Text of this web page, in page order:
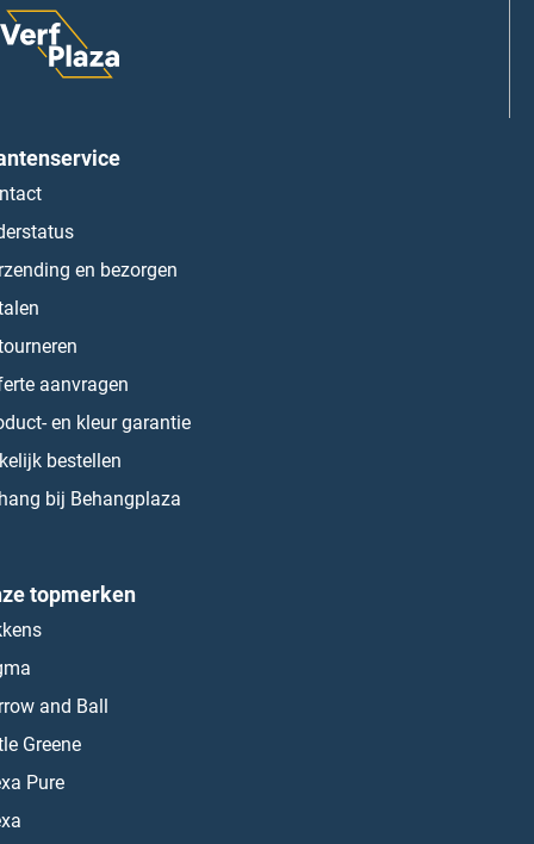
en bezorgen
aanvragen
en kleur garantie
bestellen
bij Behangplaza
topmerken
and Ball
Greene
Pure